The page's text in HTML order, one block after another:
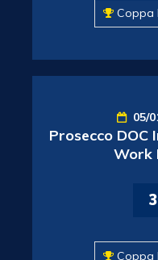
Coppa
05/
Prosecco DOC
Work
3
Coppa